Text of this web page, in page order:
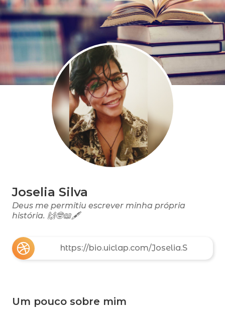
Joselia Silva
Deus me permitiu escrever minha própria
história. 🙌🤓📖🖋️
https://bio.uiclap.com/Joselia.S
Um pouco sobre mim